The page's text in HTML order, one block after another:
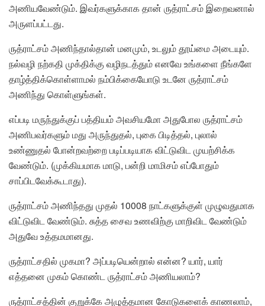
அணியவேண்டும். இவர்களுக்காக தான் ருத்ராட்சம் இறைவனால்
அருளப்பட்டது.
ருத்ராட்சம் அணிந்தால்தான் மனமும், உடலும் தூய்மை அடையும்.
நல்வழி நற்கதி முக்திக்கு வழிநடத்தும் எனவே உங்களை நீங்களே
தாழ்த்திக்கொள்ளாமல் நம்பிக்கையோடு உடனே ருத்ராட்சம்
அணிந்து கொள்ளுங்கள்.
எப்படி மருந்துக்குப் பத்தியம் அவசியமோ அதுபோல ருத்ராட்சம்
அணிபவர்களும் மது அருந்துதல், புகை பிடித்தல், புலால்
உண்ணுதல் போன்றவற்றை படிப்படியாக விட்டுவிட முயற்சிக்க
வேண்டும். (முக்கியமாக மாடு, பன்றி மாமிசம் எப்போதும்
சாப்பிடவேக்கூடாது).
ருத்ராட்சம் அணிந்தது முதல் 10008 நாட்களுக்குள் முழுவதுமாக
விட்டுவிட வேண்டும். சுத்த சைவ உணவிற்கு மாறிவிட வேண்டும்
அதுவே உத்தமமானது.
ருத்ராட்சதில் முகமா? அப்படியென்றால் என்ன? யார், யார்
எத்தனை முகம் கொண்ட ருத்ராட்சம் அணியலாம்?
ருத்ராட்சத்தின் குறுக்கே அழுத்தமான கோடுகளைக் காணலாம்,